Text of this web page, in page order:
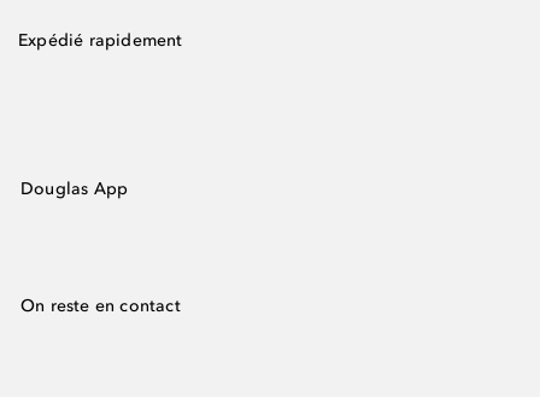
Expédié rapidement
Douglas App
On reste en contact